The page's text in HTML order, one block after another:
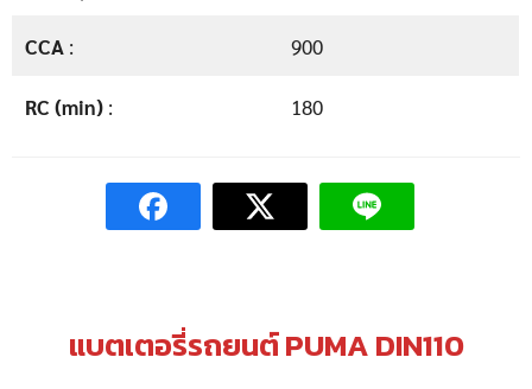
CCA : 900
RC (min) : 180
แบตเตอรี่รถยนต์ PUMA DIN110